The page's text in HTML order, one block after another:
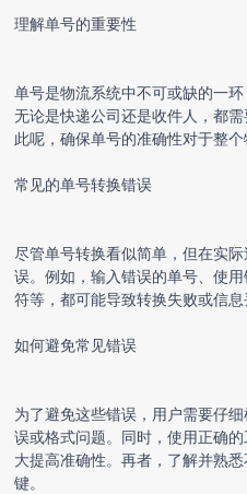
理解单号的重要性
单号是物流系统中不可或缺的一
无论是快递公司还是收件人，都
此呢，确保单号的准确性对于整个
常见的单号转换错误
尽管单号转换看似简单，但在实
误。例如，输入错误的单号、使
符等，都可能导致转换失败或信息
如何避免常见错误
为了避免这些错误，用户需要仔
误或格式问题。同时，使用正确
大提高准确性。再者，了解并熟
键。